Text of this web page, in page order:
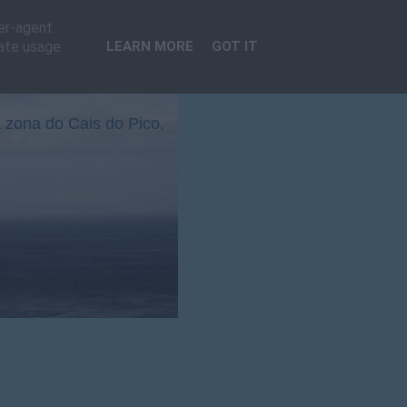
do Cais do Pico,
agent
usage
LEARN MORE GOT IT